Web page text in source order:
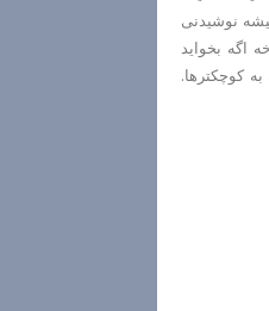
نوشیدنی
اگه بخواید
کوچکترها.